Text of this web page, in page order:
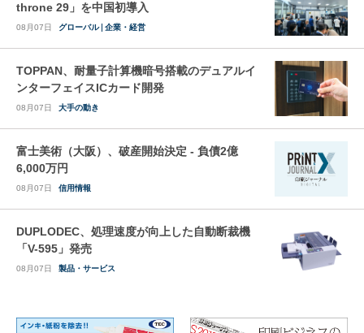
throne 29」を中国初導入
08月07日 グローバル 企業・経営
TOPPAN、耐量子計算機暗号搭載のデュアルイ
ンターフェイスICカード開発
08月07日 大手の動き
富士美術（大阪）、破産開始決定 - 負債2億
6,000万円
08月07日 信用情報
DUPLODEC、処理速度が向上した自動断裁機
「V-595」発売
08月07日 製品・サービス